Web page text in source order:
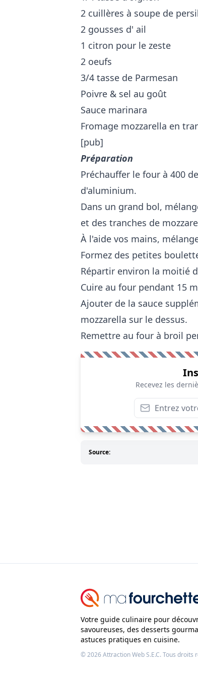
2 cuillères à soupe de
2 gousses d' ail
1 citron pour le zeste
2 oeufs
3/4 tasse de Parmesan
Poivre & sel au goût
Sauce marinara
Fromage mozzarella en
[pub]
Préparation
Préchauffer le four à 400
d'aluminium.
Dans un grand bol,
et des tranches de
À l'aide vos mains,
Formez des petites
Répartir environ la moitié
Cuire au four pendant 15
Ajouter de la sauce
mozzarella sur le dessus.
Remettre au four à broil
Recevez les
Source:
Votre guide culinaire pour
savoureuses, des desserts
astuces pratiques en cuisine.
© 2026Attraction Web S.E.C.Tous droits